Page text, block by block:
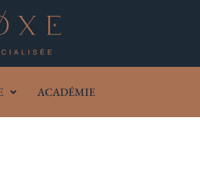
ACADÉMIE